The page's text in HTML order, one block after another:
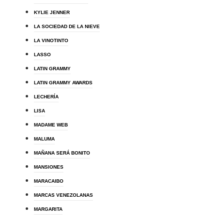
KYLIE JENNER
LA SOCIEDAD DE LA NIEVE
LA VINOTINTO
LASSO
LATIN GRAMMY
LATIN GRAMMY AWARDS
LECHERÍA
LISA
MADAME WEB
MALUMA
MAÑANA SERÁ BONITO
MANSIONES
MARACAIBO
MARCAS VENEZOLANAS
MARGARITA